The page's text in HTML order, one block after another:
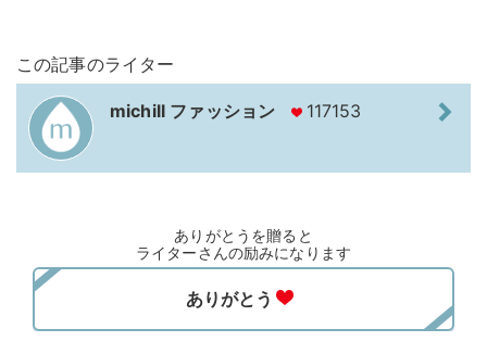
この記事のライター
michill ファッション 117153
ありがとうを贈ると
ライターさんの励みになります